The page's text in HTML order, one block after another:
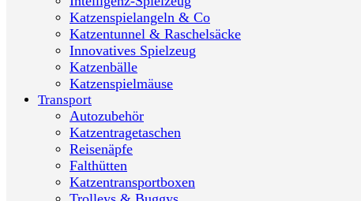
Katzenspielangeln & Co
Katzentunnel & Raschelsäcke
Innovatives Spielzeug
Katzenbälle
Katzenspielmäuse
Transport
Autozubehör
Katzentragetaschen
Reisenäpfe
Falthütten
Katzentransportboxen